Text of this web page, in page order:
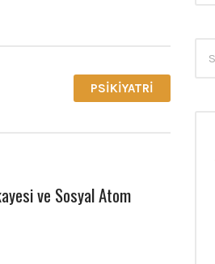
PSIKIYATRI
ve Sosyal Atom
for: